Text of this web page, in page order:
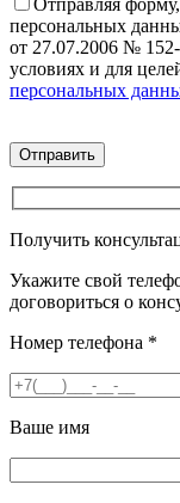
Отправляя
персональных
от 27.07.2006 №
условиях и для
персональных
Получить
Укажите свой
договориться о
Номер телефона *
Ваше имя